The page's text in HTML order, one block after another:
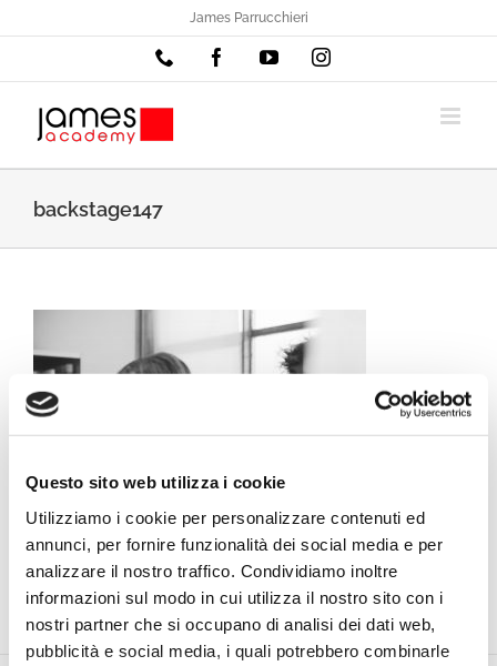
Questo sito web utilizza i cookie
Utilizziamo i cookie per personalizzare contenuti ed
annunci, per fornire funzionalità dei social media e per
analizzare il nostro traffico. Condividiamo inoltre
informazioni sul modo in cui utilizza il nostro sito con i
nostri partner che si occupano di analisi dei dati web,
pubblicità e social media, i quali potrebbero combinarle
al
James Parrucchieri
Phone FacebookYouTubeInstagram
backstage147